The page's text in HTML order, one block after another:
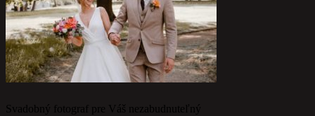
Svadobný fotograf pre Váš nezabudnuteľný